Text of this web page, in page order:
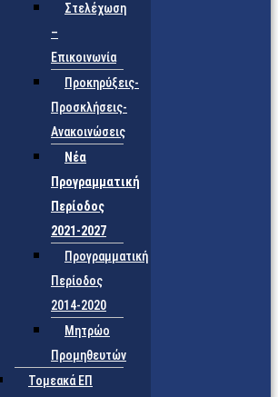
Στελέχωση
–
Επικοινωνία
Προκηρύξεις-
Προσκλήσεις-
Ανακοινώσεις
Νέα
Προγραμματική
Περίοδος
2021-2027
Προγραμματική
Περίοδος
2014-2020
Μητρώο
Προμηθευτών
Τομεακά ΕΠ